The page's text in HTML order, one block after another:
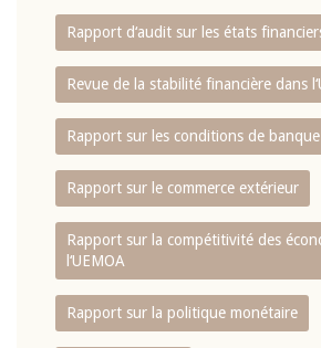
Rapport d‘audit sur les états
Revue de la stabilité financière dans
Rapport sur les conditions de banque
Rapport sur le commerce extérieur
Rapport sur la compétitivité des
l‘UEMOA
Rapport sur la politique monétaire